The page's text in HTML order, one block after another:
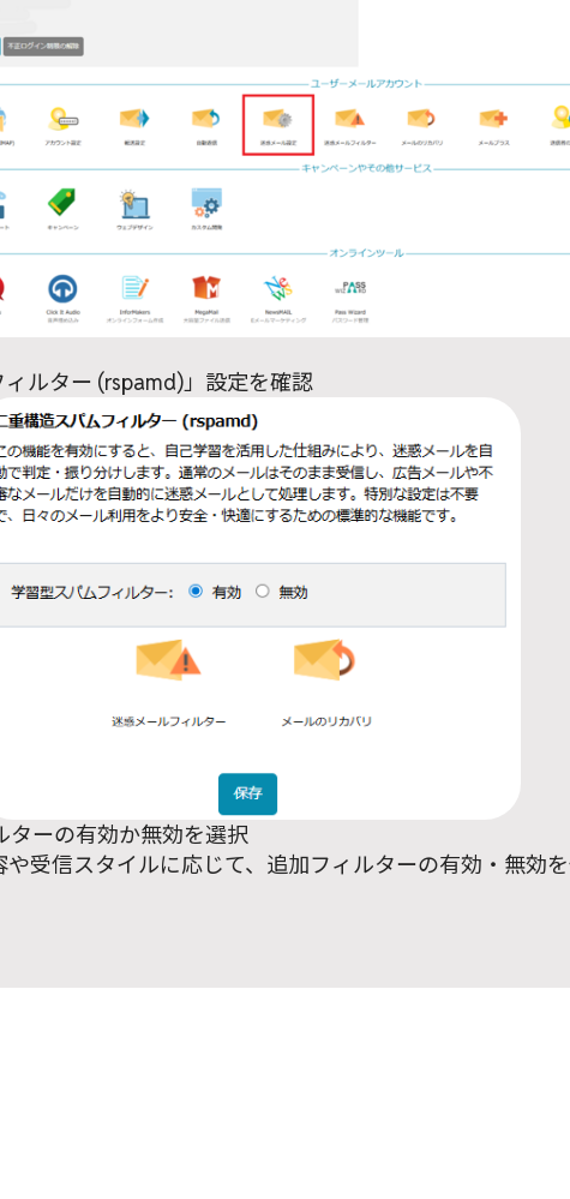
ルター (rspamd)」設定を確認
ターの有効か無効を選択
受信スタイルに応じて、追加フィルターの有効・無効